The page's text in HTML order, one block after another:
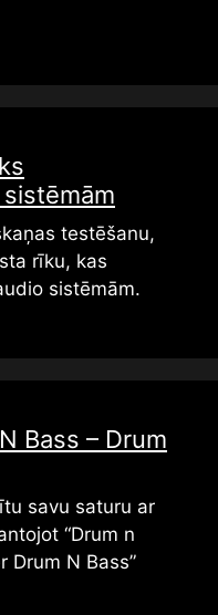
testēšanu,
rīku, kas
sistēmām.
Bass – Drum
savu saturu ar
“Drum n
Drum N Bass”